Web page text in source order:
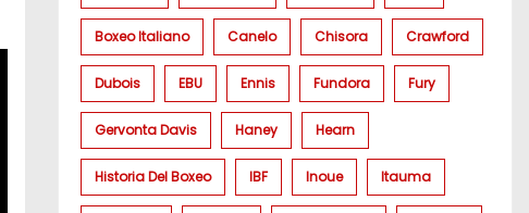
Boxeo Italiano Canelo Chisora Crawford
Dubois EBU Ennis Fundora Fury
Gervonta Davis Haney Hearn
Historia Del Boxeo IBF Inoue Itauma